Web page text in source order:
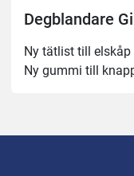
Degblandare
Ny tätlist till elskåp
Ny gummi till